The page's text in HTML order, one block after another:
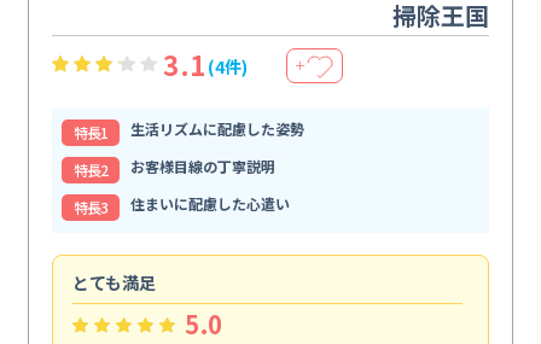
掃除王国
3.1 (4件) ＋
特⻑1
生活リズムに配慮した姿勢
特⻑2
お客様目線の丁寧説明
特⻑3
住まいに配慮した心遣い
とても満足
5.0